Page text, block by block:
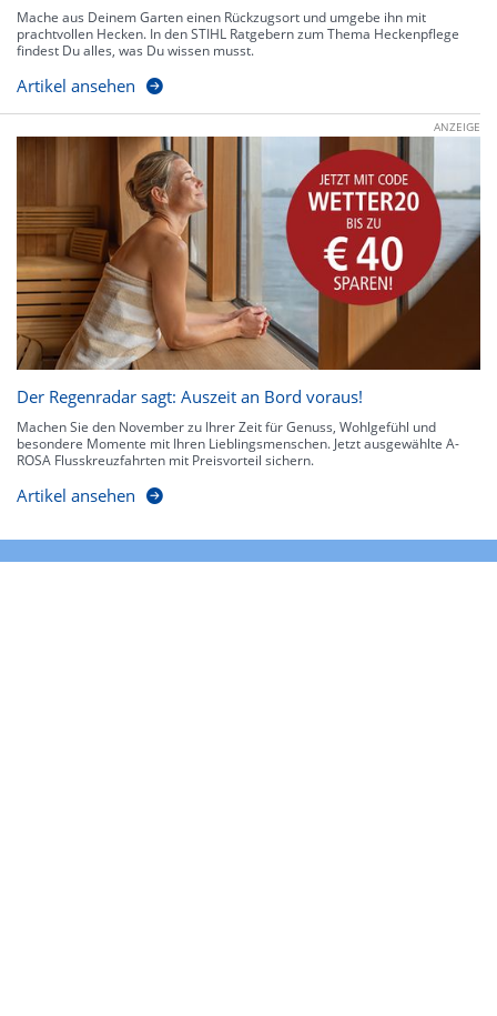
Mache aus Deinem Garten einen Rückzugsort und umgebe ihn mit
prachtvollen Hecken. In den STIHL Ratgebern zum Thema Heckenpflege
findest Du alles, was Du wissen musst.
Artikel ansehen
ANZEIGE
Der Regenradar sagt: Auszeit an Bord voraus!
Machen Sie den November zu Ihrer Zeit für Genuss, Wohlgefühl und
besondere Momente mit Ihren Lieblingsmenschen. Jetzt ausgewählte A-
ROSA Flusskreuzfahrten mit Preisvorteil sichern.
Artikel ansehen